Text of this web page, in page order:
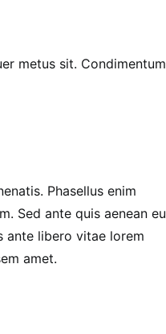
metus sit. Condimentum
Phasellus enim
Sed ante quis aenean eu
ante libero vitae lorem
amet.